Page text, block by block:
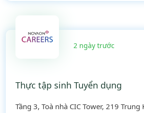
2 ngày trước
Thực tập sinh Tuyển dụng
Tầng 3, Toà nhà CIC Tower, 219 Trung